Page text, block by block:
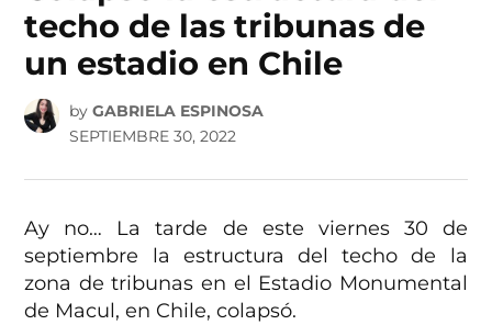
techo de las tribunas de
un estadio en Chile
by GABRIELA ESPINOSA
SEPTIEMBRE 30, 2022
Ay no… La tarde de este viernes 30 de
septiembre la estructura del techo de la
zona de tribunas en el Estadio Monumental
de Macul, en Chile, colapsó.